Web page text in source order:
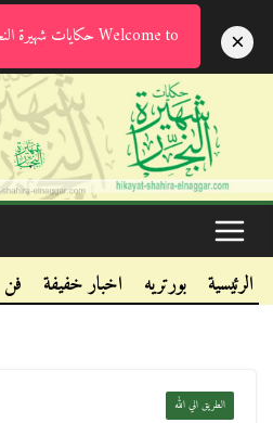
الخميس, أغسطس 6, 2026
.
.
.
الرئيسية بورتريه اخبار خفيفة فن
الطريق الي الله
Welcome to حكايات شهيرة النجار ×